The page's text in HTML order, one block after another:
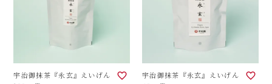
宇治御抹茶『永玄』えいげん
宇治御抹茶『永玄』えいげん